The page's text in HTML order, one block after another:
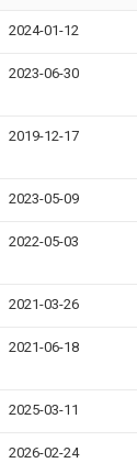
2024-01-12
2023-06-30
2019-12-17
2023-05-09
2022-05-03
2021-03-26
2021-06-18
2025-03-11
2026-02-24